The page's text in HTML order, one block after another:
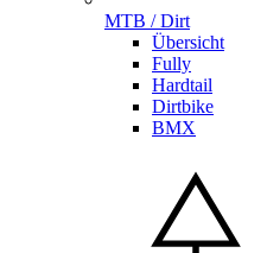
MTB / Dirt
Übersicht
Fully
Hardtail
Dirtbike
BMX